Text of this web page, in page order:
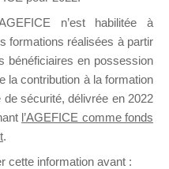
Organismes de
dédié au support
laisser un message
n’est habilitée à
formations réalisées à partir
bénéficiaires en possession
la contribution à la formation
sécurité, délivrée en 2022
l’AGEFICE comme fonds
.
cette information avant :